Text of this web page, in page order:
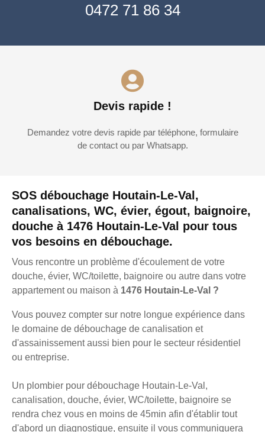
SOS débouchage Houtain-Le-Val,
canalisations, WC, évier, égout, baignoire,
douche à 1476 Houtain-Le-Val pour tous
vos besoins en débouchage.
Vous rencontre un problème d'écoulement de votre
douche, évier, WC/toilette, baignoire ou autre dans votre
appartement ou maison à 1476 Houtain-Le-Val ?
Vous pouvez compter sur notre longue expérience dans
le domaine de débouchage de canalisation et
d'assainissement aussi bien pour le secteur résidentiel
ou entreprise.
Un plombier pour débouchage Houtain-Le-Val,
canalisation, douche, évier, WC/toilette, baignoire se
rendra chez vous en moins de 45min afin d'établir tout
d'abord un diagnostique, ensuite il vous communiquera
0472 71 86 34
Devis rapide !
Demandez votre devis rapide par téléphone, formulaire
de contact ou par Whatsapp.